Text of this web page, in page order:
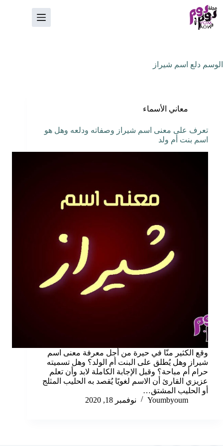
التجاوز
إلى
المحتوى
الوسم دلع اسم شيراز
معاني الأسماء
تعرف على معنى اسم شيراز وصفاته ودلعه وهل هو
اسم بنت أم ولد
وقع الكثير منّا في حيرة من أجل معرفة معنى اسم
شيراز وهل يُطلق على البنت أم الولد؟ وهل تسميته
حرام أم مباحة؟ وقبل الإجابة الكاملة لابد وأن تعلم
عزيزي القارئ أن الاسم لغويًا يُقصد به الحليب المثلج
أو الحليب المشتق…
Youmbyoum
نوفمبر 18, 2020